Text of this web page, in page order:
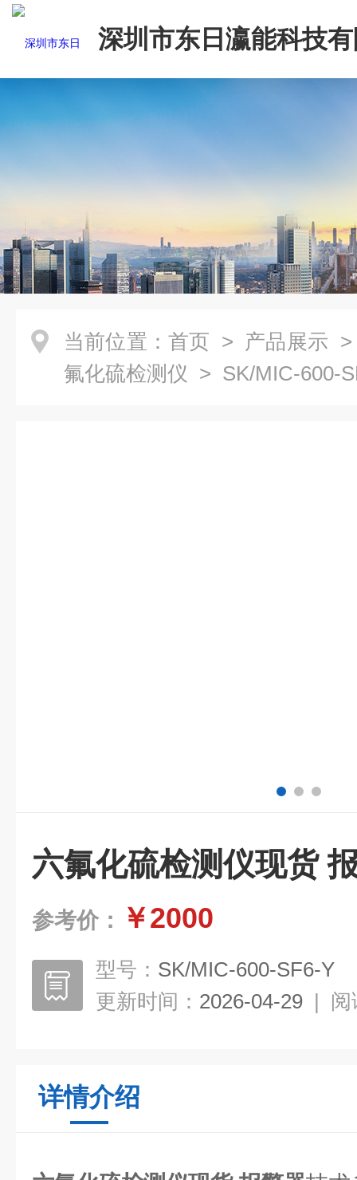
深圳市东日瀛能科技
当前位置： 首页 > 产品展示
氟化硫检测仪 > SK/MIC-600-
六氟化硫检测仪现货
参考价： ￥2000
型号： SK/MIC-600-SF6-Y
更新时间： 2026-04-29 | 阅
详情介绍